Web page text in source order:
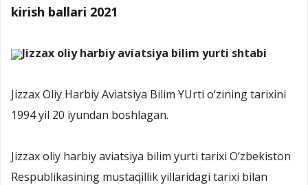
kirish ballari 2021
Jizzax oliy harbiy aviatsiya bilim yurti shtabi
Jizzax Oliy Harbiy Aviatsiya Bilim YUrti o‘zining tarixini
1994 yil 20 iyundan boshlagan.
Jizzax oliy harbiy aviatsiya bilim yurti tarixi O‘zbekiston
Respublikasining mustaqillik yillaridagi tarixi bilan